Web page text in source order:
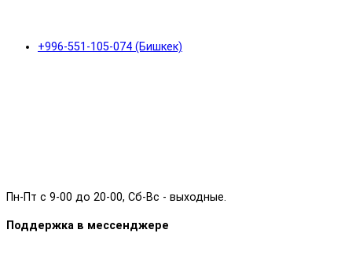
+996-551-105-074 (Бишкек)
Пн-Пт с 9-00 до 20-00, Сб-Вс - выходные.
Поддержка в мессенджере